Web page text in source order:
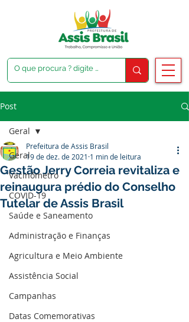
Post
Geral
Vacinômetro
COVID-19
Saúde e Saneamento
Administração e Finanças
Agricultura e Meio Ambiente
Assistência Social
Campanhas
Datas Comemorativas
Geral
Gestão Jerry Correia revitaliza e
reinaugura prédio do Conselho
Tutelar de Assis Brasil
Prefeitura de Assis Brasil
19 de dez. de 2021 1 min de leitura